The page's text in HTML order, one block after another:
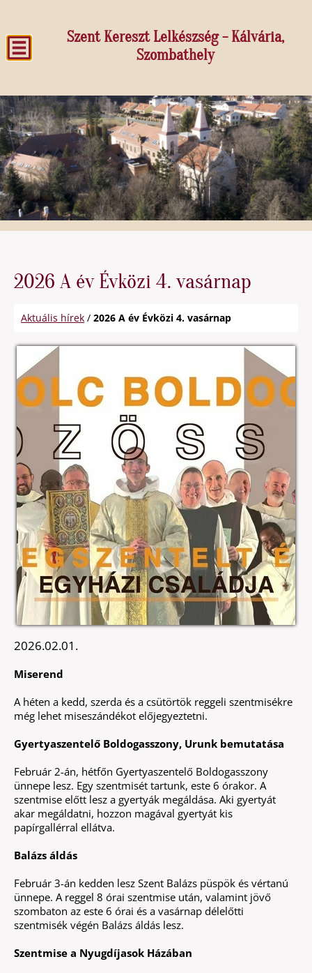
Szent Kereszt Lelkészség - Kálvária,
Szombathely
2026 A év Évközi 4. vasárnap
Aktuális hírek / 2026 A év Évközi 4. vasárnap
2026.02.01.
Miserend
A héten a kedd, szerda és a csütörtök reggeli szentmisékre
még lehet miseszándékot előjegyeztetni.
Gyertyaszentelő Boldogasszony, Urunk bemutatása
Február 2-án, hétfőn Gyertyaszentelő Boldogasszony
ünnepe lesz. Egy szentmisét tartunk, este 6 órakor. A
szentmise előtt lesz a gyertyák megáldása. Aki gyertyát
akar megáldatni, hozzon magával gyertyát kis
papírgallérral ellátva.
Balázs áldás
Február 3-án kedden lesz Szent Balázs püspök és vértanú
ünnepe. A reggel 8 órai szentmise után, valamint jövő
szombaton az este 6 órai és a vasárnap délelőtti
szentmisék végén Balázs áldás lesz.
Szentmise a Nyugdíjasok Házában